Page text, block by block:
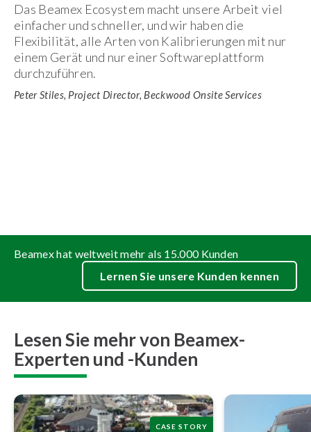
Das Beamex Ecosystem macht unsere Arbeit viel
einfacher und schneller, und wir haben die
Flexibilität, alle Arten von Kalibrierungen mit nur
einem Gerät und nur einer Softwareplattform
durchzuführen.
Peter Stiles, Project Director, Beckwood Onsite Services
Beamex hat weltweit mehr als 15.000 Kunden
Lernen Sie unsere Kunden kennen
Lesen Sie mehr von Beamex-
Experten und -Kunden
CASE STORY